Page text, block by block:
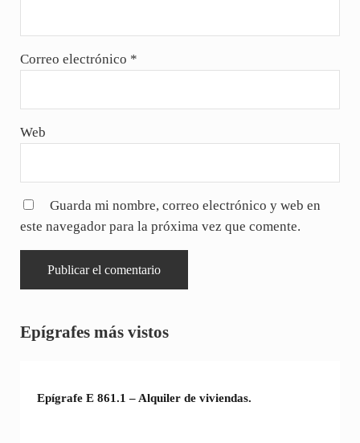
Correo electrónico *
Web
Guarda mi nombre, correo electrónico y web en
este navegador para la próxima vez que comente.
Sidebar
Epígrafes más vistos
Epígrafe E 861.1 – Alquiler de viviendas.